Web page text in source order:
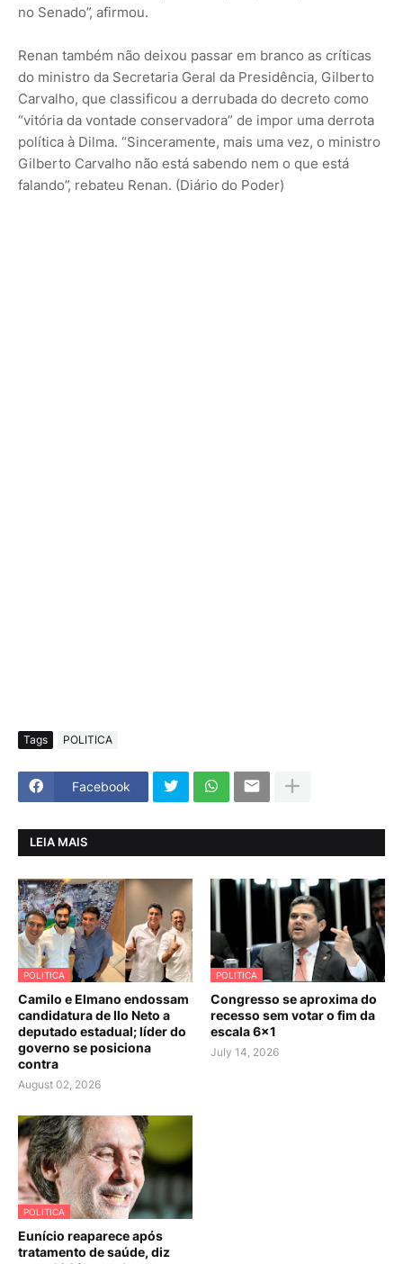
no Senado”, afirmou.
Renan também não deixou passar em branco as críticas
do ministro da Secretaria Geral da Presidência, Gilberto
Carvalho, que classificou a derrubada do decreto como
“vitória da vontade conservadora” de impor uma derrota
política à Dilma. “Sinceramente, mais uma vez, o ministro
Gilberto Carvalho não está sabendo nem o que está
falando”, rebateu Renan. (Diário do Poder)
Tags POLITICA
Facebook
LEIA MAIS
POLITICA
Camilo e Elmano endossam
candidatura de Ilo Neto a
deputado estadual; líder do
governo se posiciona
contra
August 02, 2026
POLITICA
Congresso se aproxima do
recesso sem votar o fim da
escala 6×1
July 14, 2026
POLITICA
Eunício reaparece após
tratamento de saúde, diz